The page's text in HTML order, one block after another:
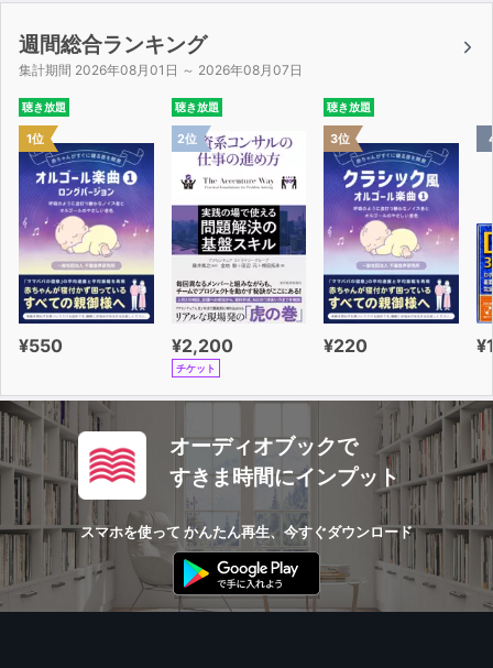
週間総合ランキング
集計期間 2026年08月01日 ～ 2026年08月07日
聴き放題
1位
¥550
聴き放題
2位
¥2,200
チケット
聴き放題
3位
¥220
オーディオブックで
すきま時間にインプット
スマホを使って かんたん再生、今すぐダウンロード